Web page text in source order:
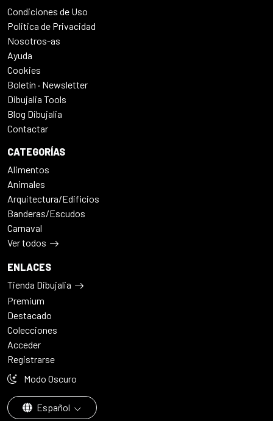
Condiciones de Uso
Politica de Privacidad
Nosotros-as
Ayuda
Cookies
Boletín · Newsletter
Dibujalia Tools
Blog Dibujalia
Contactar
CATEGORÍAS
Alimentos
Animales
Arquitectura/Edificios
Banderas/Escudos
Carnaval
Ver todos
ENLACES
Tienda Dibujalia
Premium
Destacado
Colecciones
Acceder
Registrarse
Modo Oscuro
Español